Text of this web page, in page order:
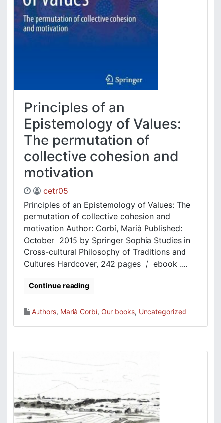
Principles of an
Epistemology of Values:
The permutation of
collective cohesion and
motivation
cetr05
Principles of an Epistemology of Values: The
permutation of collective cohesion and
motivation Author: Corbí, Marià Published:
October 2015 by Springer Sophia Studies in
Cross-cultural Philosophy of Traditions and
Cultures Hardcover, 242 pages / ebook ....
Continue reading
Authors, Marià Corbí, Our books, Uncategorized